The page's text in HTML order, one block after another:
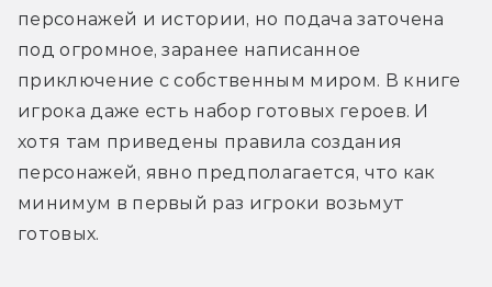
персонажей и истории, но подача заточена
под огромное, заранее написанное
приключение с собственным миром. В книге
игрока даже есть набор готовых героев. И
хотя там приведены правила создания
персонажей, явно предполагается, что как
минимум в первый раз игроки возьмут
готовых.